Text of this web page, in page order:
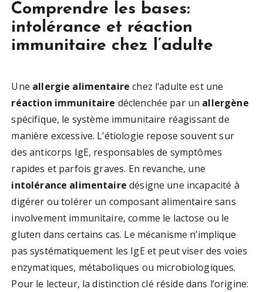
Comprendre les bases:
intolérance et réaction
immunitaire chez l’adulte
Une allergie alimentaire chez l’adulte est une
réaction immunitaire déclenchée par un allergène
spécifique, le système immunitaire réagissant de
manière excessive. L’étiologie repose souvent sur
des anticorps IgE, responsables de symptômes
rapides et parfois graves. En revanche, une
intolérance alimentaire désigne une incapacité à
digérer ou tolérer un composant alimentaire sans
involvement immunitaire, comme le lactose ou le
gluten dans certains cas. Le mécanisme n’implique
pas systématiquement les IgE et peut viser des voies
enzymatiques, métaboliques ou microbiologiques.
Pour le lecteur, la distinction clé réside dans l’origine: